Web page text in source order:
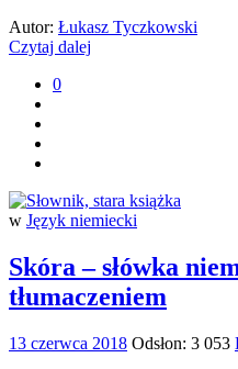
Autor: Łukasz Tyczkowski
Czytaj dalej
0
w Język niemiecki
Skóra – słówka
tłumaczeniem
13 czerwca 2018 Odsłon: 3 053